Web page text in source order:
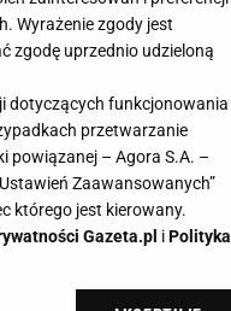
Wyrażenie zgody jest
zgodę uprzednio udzieloną
dotyczących funkcjonowania
przetwarzanie
powiązanej – Agora S.A. –
Zaawansowanych”
którego jest kierowany.
Gazeta.pl iPolityka